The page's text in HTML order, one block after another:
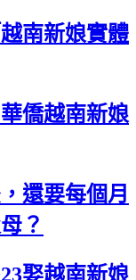
南新娘實體
僑越南新娘
還要每個月
？
娶越南新娘